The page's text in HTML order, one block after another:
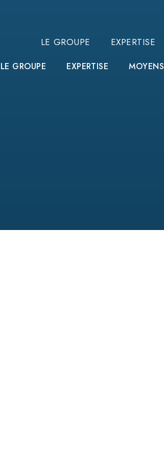
LE GROUPE EXPERTISE
LE GROUPE EXPERTISE MOYENS